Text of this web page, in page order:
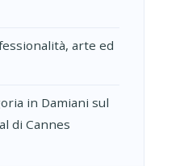
arte ed
in Damiani sul
di Cannes